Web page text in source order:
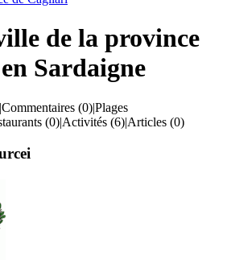
de la province
Sardaigne
|Commentaires (0)|Plages
(0)|Activités (6)|Articles (0)